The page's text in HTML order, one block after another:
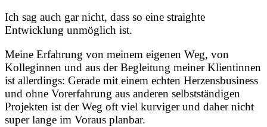
Ich sag auch gar nicht, dass so eine straighte
Entwicklung unmöglich ist.
Meine Erfahrung von meinem eigenen Weg, von
Kolleginnen und aus der Begleitung meiner Klientinnen
ist allerdings: Gerade mit einem echten Herzensbusiness
und ohne Vorerfahrung aus anderen selbstständigen
Projekten ist der Weg oft viel kurviger und daher nicht
super lange im Voraus planbar.